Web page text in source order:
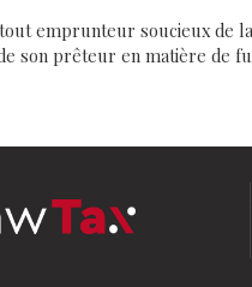
emprunteur soucieux de
son prêteur en matière de